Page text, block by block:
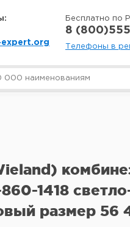
expert.org
Бесплатно по
8
Телефоны в
1418
размер 56